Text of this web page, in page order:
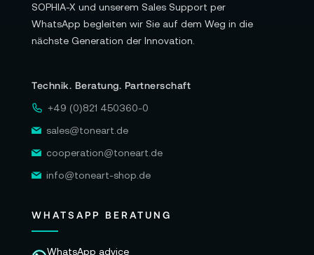
SOPHIA-X und unserem Sales Support per
WhatsApp begleiten wir Sie auf dem Weg in die
nächste Generation der Innovation.
Technik. Beratung. Partnerschaft
+49 (0)821 450360-0
sales@toneart.de
cooperation@toneart.de
info@toneart-shop.de
WHATSAPP BERATUNG
WhatsApp advice